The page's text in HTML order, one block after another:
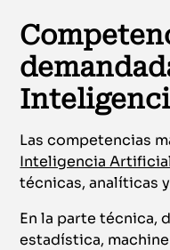
Las competencias
Inteligencia
técnicas, analíticas
En la parte técnica,
estadística,